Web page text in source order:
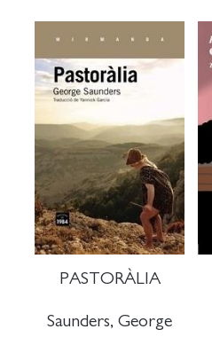
PASTORÀLIA
Saunders, George